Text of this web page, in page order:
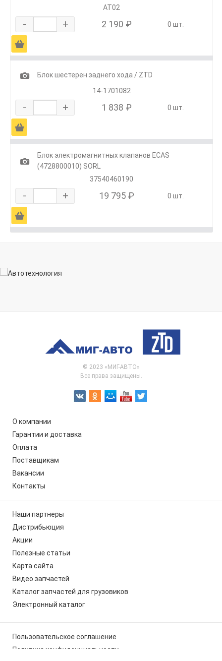
АТ02
- + 2 190 ₽ 0 шт.
Ä
1
Блок шестерен заднего хода / ZTD
14-1701082
- + 1 838 ₽ 0 шт.
Ä
1
Блок электромагнитных клапанов ECAS
(4728800010) SORL
37540460190
- + 19 795 ₽ 0 шт.
Ä
© 2023 «МИГ-АВТО»
Все права защищены.
О компании
Гарантии и доставка
Оплата
Поставщикам
Вакансии
Контакты
Наши партнеры
Дистрибьюция
Акции
Полезные статьи
Карта сайта
Видео запчастей
Каталог запчастей для грузовиков
Электронный каталог
Пользовательское соглашение
Политика конфиденциальности